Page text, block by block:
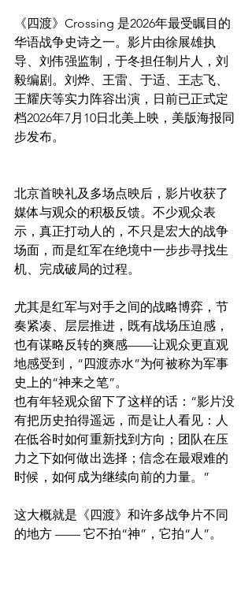
《四渡》Crossing 是2026年最受瞩目的
华语战争史诗之一。影片由徐展雄执
导、刘伟强监制，于冬担任制片人，刘
毅编剧。刘烨、王雷、于适、王志飞、
王耀庆等实力阵容出演，日前已正式定
档2026年7月10日北美上映，美版海报同
步发布。
北京首映礼及多场点映后，影片收获了
媒体与观众的积极反馈。不少观众表
示，真正打动人的，不只是宏大的战争
场面，而是红军在绝境中一步步寻找生
机、完成破局的过程。
尤其是红军与对手之间的战略博弈，节
奏紧凑、层层推进，既有战场压迫感，
也有谋略反转的爽感——让观众更直观
地感受到，“四渡赤水”为何被称为军事
史上的“神来之笔”。
也有年轻观众留下了这样的话：“影片没
有把历史拍得遥远，而是让人看见：人
在低谷时如何重新找到方向；团队在压
力之下如何做出选择；信念在最艰难的
时候，如何成为继续向前的力量。”
这大概就是《四渡》和许多战争片不同
的地方 —— 它不拍“神”，它拍“人”。